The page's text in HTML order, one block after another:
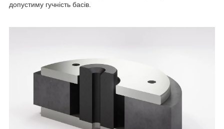
допустиму гучність басів.